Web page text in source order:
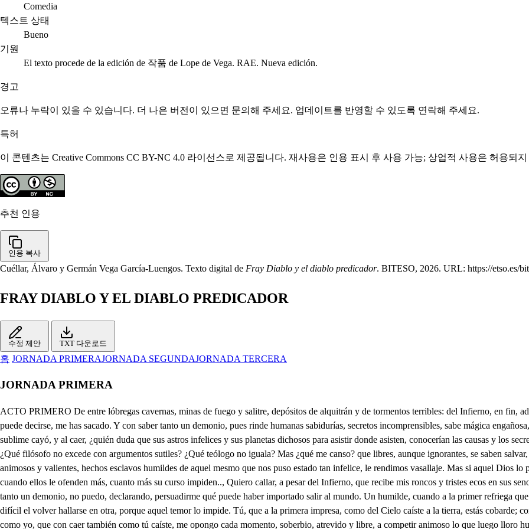
Comedia
텍스트 상태
Bueno
기원
El texto procede de la edición de 작품 de Lope de Vega. RAE. Nueva edición.
경고
오류나 누락이 있을 수 있습니다. 더 나은 버전이 있으면 문의해 주세요. 업데이트를 반영할 수 있도록 연락해 주세요.
특허
이 콘텐츠는 Creative Commons CC BY-NC 4.0 라이선스로 제공됩니다. 재사용은 인용 표시 후 사용 가능; 상업적 사용은 허용되
추천 인용
인용 복사
Cuéllar, Álvaro y Germán Vega García-Luengos. Texto digital de Fray Diablo y el diablo predicador. BITESO, 2026. URL: https://etso.es/
FRAY DIABLO Y EL DIABLO PREDICADOR
수정 제안 TXT 다운로드
홈 JORNADA PRIMERAJORNADA SEGUNDAJORNADA TERCERA
JORNADA PRIMERA
ACTO PRIMERO De entre lóbregas cavernas, minas de fuego y salitre, depósitos de alquitrán y de tormentos terribles: del Infierno, en fin, adonde no mueren los que mal viven, porque es su vida inmortal, si vida puede decirse, me has sacado. Y con saber tanto un demonio, pues rinde humanas sabidurías, secretos incomprensibles, sabe mágica engañosa, a tantos sabios difícil, los astrólogos desprecia; porque del trono sublime cayó, y al caer, ¿quién duda que sus astros infelices y sus planetas dichosos para asistir donde asisten, conocerían las causas y los secretos, pues rinden los más agudos ingenios y los más curiosos linces? ¿Qué filósofo no excede con argumentos sutiles? ¿Qué teólogo no iguala? Mas ¿qué me canso? que libres, aunque ignorantes, se saben salvar, pues vencen y oprimen tu valerosa cabeza, y nosotros, infelices, animosos y valientes, hechos esclavos humildes de aquel mesmo que nos puso estado tan infelice, le rendimos vasallaje. Mas si aquel Dios lo permite, si aquel Dios les favorece, cuando ellos menos le sirven, cuando ellos le ofenden más, cuanto más su curso impiden.., Quiero callar, a pesar del Infierno, que recibe mis roncos y tristes ecos en sus senos menos tristes. Pero volviendo a mi intento, con saber, como te dije, tanto un demonio, no puedo, declarando, persuadirme qué puede haber importado salir al mundo. Un humilde, cuando a la primer refriega que tiene llega a rendirse o salir herido, es cierto que le ha de ser muy difícil el volver hallarse en otra, porque aquel temor lo impide. Tú, que a la primera impresa, como del Cielo caíste a la tierra, estás cobarde; como lo pasado viste, eres demonio común, no eres demonio invencible como yo, que con caer también como tú caíste, me opongo cada momento, soberbio, atrevido y libre, a competir animoso lo que luego lloro humilde. Mas lo que quiero emprender escucha, que no es difícil; que, como mal comenzaste, cualquier empresa te aflige. No es tanta mi cobardía; di lo quieres decirme. Sobre mil montes de fuego donde mi fuerza infernal de las penas que padezco haciendo donaire están, me senté una noche oscura, digo noche, porque allá a cualquier tiempo es de noche, que es globo de oscuridad. Tomé el tridente en la mano y dije al cetro real, adornado de culebras que vomitan alquitrán: "¡Quién te viera en los humanos reyes!" Volví a reparar y dije: "Si veo a su lado con soberbia y vanidad tantos lisonjeros juntos y envidiosos, pues ¿qué más tormento quiero a los reyes, cuando cercados están de tantas fieras crueles que con más riguridad le ofenden y le persiguen con amoroso disfraz?" Púseme la real corona, que es sola corona real por ponerla yo en mis sienes, pero no por lo demás. Porque, en vez de los rubíes, que le dan belleza, igual sirven brasas, que es rigor y adorno de su frialdad. Por las verdes esmeraldas la culebra, el alacrán, el animal ponzoñoso que atormenta a otro animal; el luminoso diamante, que tanta luz le da allá, se vuelven bolas de fuego, que ni lucen ni arden más: quédeme solo en la silla, que yo le diera a gozar a todos cuantos diviso en el globo universal^. Tendí los ojos al mundo y comencé a reparar en aquellos que me sirven y en aquellos que le dan obediencia a Dios. Miré una casa principal y vía que un gran señor se condenaba por dar riqueza a los lisonjeros y al pobre riguridad. Mirando a partes diversas vi a otro señor matar, herir, forzar las mujeres, pero a aqueste no le dan castigo. Por otra parte, a un hombre vi castigar con crueldad y con malicia, porque era pobre no más. Vi al otro religioso hacer donaire galán del hábito que traía y viviendo a lo seglar. Vi a jueces sobornados, pero viles, castigar; aunque no es castigo humano de tal delito la paz. Vi a señores derribados y a pique de castigar a quien mató confianza, símbolo de necedad. Vi hipócritas que engañaban con capa de santidad al mundo, y mujeres vi cebadas en murmurar. Vi mercaderes metidos en el mundo, que es el mar suyo; mas no castigados, aunque les vieron hurtar. Vi logreros que sembraban el dinero acá y allá; mas era abundante el año, porque el más mínimo real vi que doblaban tres veces. Vi al sacerdote llegar indignamente a su oficio, torpe delito y maldad; pero al cabo de algún tiempo vieras que llamando están a las puertas del Infierno, que se abren de par en par, a recibillos a todos; llega el señor principal, el humilde, el caballero, el juez que sobornar se dejó; el que nunca dijo bien y siempre dijo mal; llega el hipócrita vil, el sacerdote incapaz de su oficio y el señor que fue a su rey desleal. Diles tormentos a todos en pago de su maldad, vengué en ellos mi impaciencia y mi rigor inmortal. Díjele a Dios, riguroso: "Señor: Aunque hagas más por el pecador, advierte, mira los que entrando van en mi poder; mira aquí cuan pocos llevas allá; si tres partes arrojaste de ángeles del celestial asiento al oscuro abismo, bien ves que se vienen ya; de cuatro partes que mueren las tres partes llevo, y más. Yo poblaré los Infiernos de tal suerte, a tu pesar, que me quite yo las penas para podérselas dar." Mas volví, y advertí luego que estaban de par en par las puertas del Cielo y vi que apriesa entraban allá muchas almas, y que todos entraban por la bondad y intercesión de Francisco, aquel del pardo sayal, aquel soldado animoso que contra el Infierno va tremolando vitorioso las armas de la humildad; soldados suyos también entraban tantos, que ya pensé que quedaba el mundo disierto. "i Oh, gran capitán! ¡Oh, serafín animoso! ¡Oh, centro de la humildad! ¡Nunca salieras al mundo o nunca en su alcázar real me criaras, Dios, a mí, para pasar tanto mal!", dije entonces, y atrevido dejé la silla infernal. Por horizontes de fuego trepé con riguridad sobre un dragón escamoso, harto ya de vomitar fuego, batiendo las alas, que ayudaban a avivar el fuego por donde iba. Llegué a la puerta infernal del Infierno, con tu ayuda, la mucha de mi crueldad. Rompí los fuertes cerrojos y los candados que están en las puertas que acompaña nuestro triunfante voraz. Salimos al mundo, adonde solo es mi intento estragar esta religión, que hace al Infierno tanto mal. En Italia estamos. Luca se llama aquesta ciudad; esta goza un enemigo, el más fuerte y más mortal mío de esta religión. Tú a este persiguirás, porque en Castilla también 'hay una grande ciudad, que es Toledo; aquesta es centro de la Santidad. En aquestas dos ciudades habemos de comenzar a perseguir a Francisco pretendiendo derribar su gente. Parte a Toledo, que, por la pena inmortal que padezco, por el fuego que dentro en mi pecho está, que si alcanzo esta vitoria con tu ayuda, he de formar una corona